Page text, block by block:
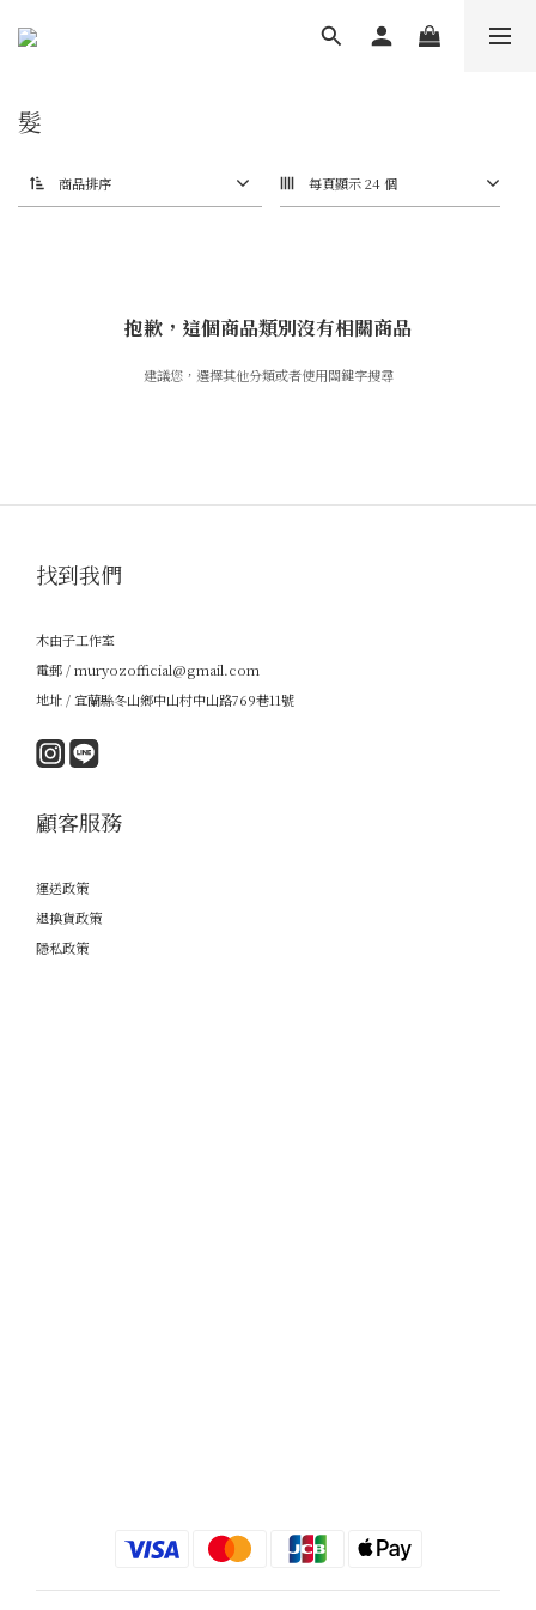
髮
商品排序 每頁顯示 24 個
抱歉，這個商品類別沒有相關商品
建議您，選擇其他分類或者使用關鍵字搜尋
找到我們
木由子工作室
電郵 / muryozofficial@gmail.com
地址 / 宜蘭縣冬山鄉中山村中山路769巷11號
顧客服務
運送政策
退換貨政策
隱私政策